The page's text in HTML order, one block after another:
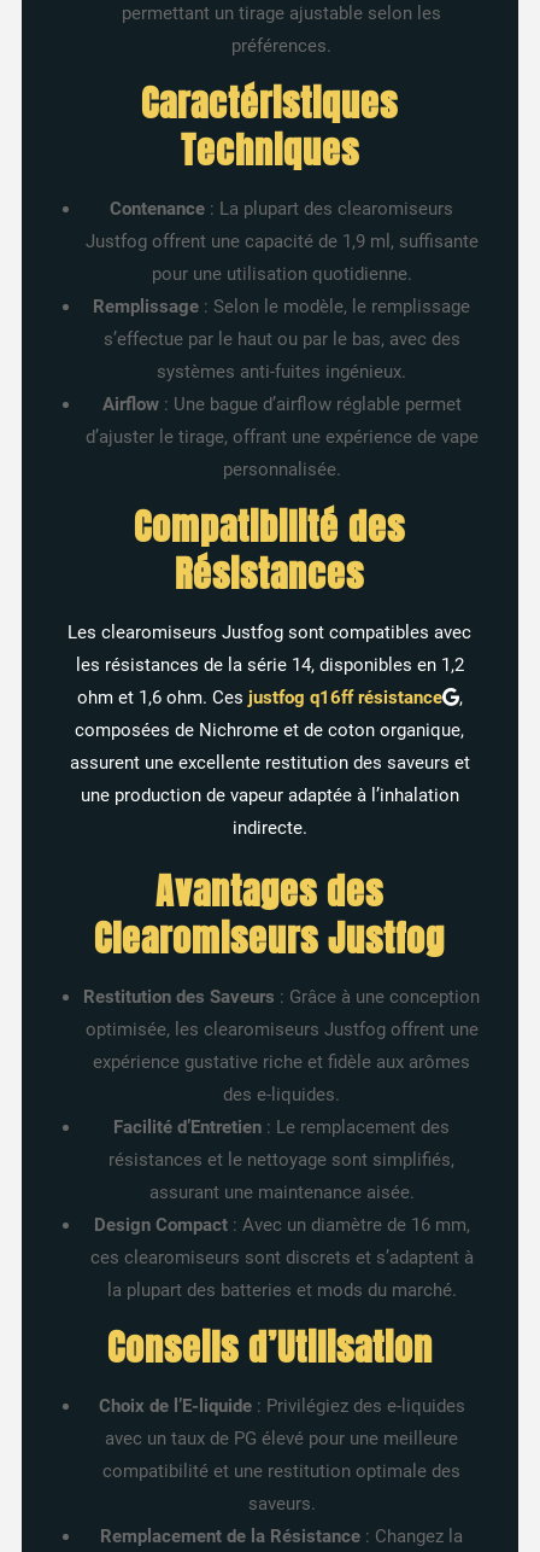
permettant un tirage ajustable selon les
préférences.
Caractéristiques
Techniques
Contenance : La plupart des clearomiseurs
Justfog offrent une capacité de 1,9 ml, suffisante
pour une utilisation quotidienne.
Remplissage : Selon le modèle, le remplissage
s’effectue par le haut ou par le bas, avec des
systèmes anti-fuites ingénieux.
Airflow: Une bague d’airflow réglable permet
d’ajuster le tirage, offrant une expérience de vape
personnalisée.
Compatibilité des
Résistances
Les clearomiseurs Justfog sont compatibles avec
les résistances de la série 14, disponibles en 1,2
ohm et 1,6 ohm. Ces justfog q16ff résistance
,
composées de Nichrome et de coton organique,
assurent une excellente restitution des saveurs et
une production de vapeur adaptée à l’inhalation
indirecte.
Avantages des
Clearomiseurs Justfog
Restitution des Saveurs : Grâce à une conception
optimisée, les clearomiseurs Justfog offrent une
expérience gustative riche et fidèle aux arômes
des e-liquides.
Facilité d’Entretien : Le remplacement des
résistances et le nettoyage sont simplifiés,
assurant une maintenance aisée.
Design Compact: Avec un diamètre de 16 mm,
ces clearomiseurs sont discrets et s’adaptent à
la plupart des batteries et mods du marché.
Conseils d’Utilisation
Choix de l’E-liquide: Privilégiez des e-liquides
avec un taux de PG élevé pour une meilleure
compatibilité et une restitution optimale des
saveurs.
Remplacement de la Résistance : Changez la